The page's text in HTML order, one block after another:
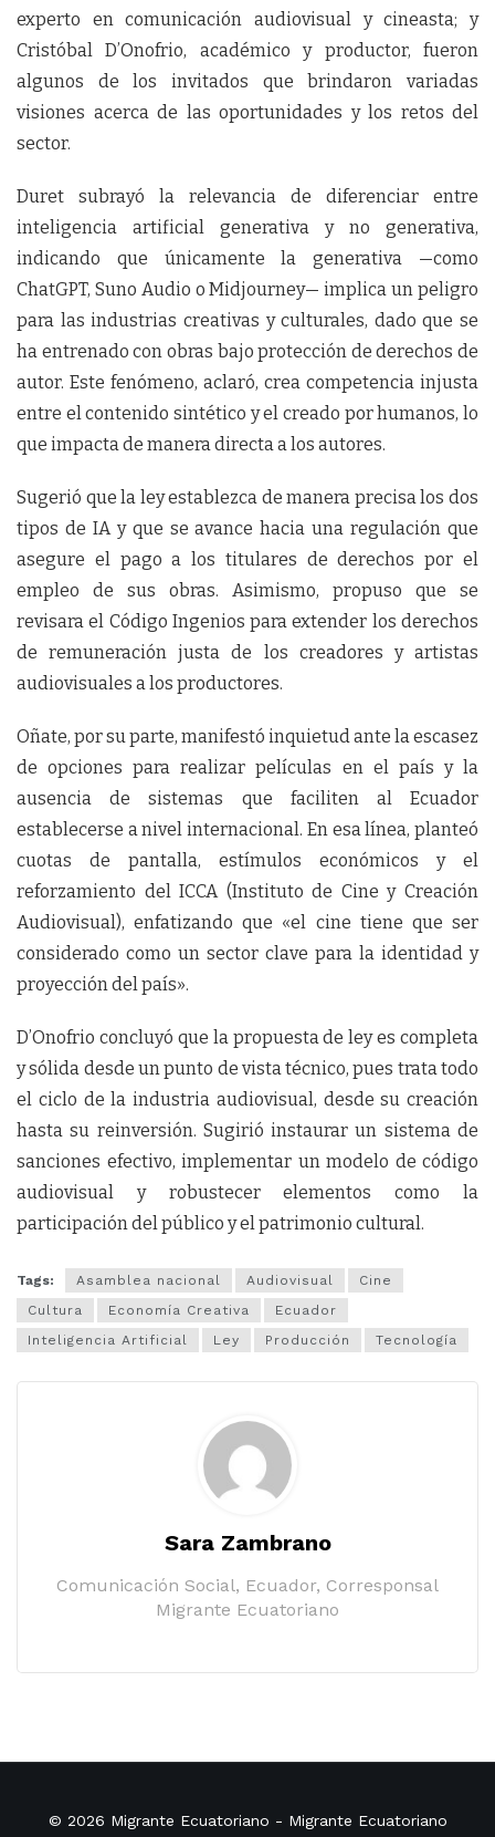
experto en comunicación audiovisual y cineasta; y
Cristóbal D’Onofrio, académico y productor, fueron
algunos de los invitados que brindaron variadas
visiones acerca de las oportunidades y los retos del
sector.
Duret subrayó la relevancia de diferenciar entre
inteligencia artificial generativa y no generativa,
indicando que únicamente la generativa —como
ChatGPT, Suno Audio o Midjourney— implica un peligro
para las industrias creativas y culturales, dado que se
ha entrenado con obras bajo protección de derechos de
autor. Este fenómeno, aclaró, crea competencia injusta
entre el contenido sintético y el creado por humanos, lo
que impacta de manera directa a los autores.
Sugerió que la ley establezca de manera precisa los dos
tipos de IA y que se avance hacia una regulación que
asegure el pago a los titulares de derechos por el
empleo de sus obras. Asimismo, propuso que se
revisara el Código Ingenios para extender los derechos
de remuneración justa de los creadores y artistas
audiovisuales a los productores.
Oñate, por su parte, manifestó inquietud ante la escasez
de opciones para realizar películas en el país y la
ausencia de sistemas que faciliten al Ecuador
establecerse a nivel internacional. En esa línea, planteó
cuotas de pantalla, estímulos económicos y el
reforzamiento del ICCA (Instituto de Cine y Creación
Audiovisual), enfatizando que «el cine tiene que ser
considerado como un sector clave para la identidad y
proyección del país».
D’Onofrio concluyó que la propuesta de ley es completa
y sólida desde un punto de vista técnico, pues trata todo
el ciclo de la industria audiovisual, desde su creación
hasta su reinversión. Sugirió instaurar un sistema de
sanciones efectivo, implementar un modelo de código
audiovisual y robustecer elementos como la
participación del público y el patrimonio cultural.
Tags: Asamblea nacional Audiovisual
Cine
Cultura
Economía Creativa
Ecuador
Inteligencia Artificial
Ley Producción Tecnología
Sara Zambrano
Comunicación Social, Ecuador, Corresponsal
Migrante Ecuatoriano
© 2026 Migrante Ecuatoriano - Migrante Ecuatoriano